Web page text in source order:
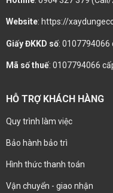
Website: https://
Giấy ĐKKD số: 0107794066
Mã số thuế: 0107794066
HỖ TRỢ KHÁCH HÀNG
Quy trình làm việc
Bảo hành bảo trì
Hình thức thanh toán
Vận chuyển - giao nhận